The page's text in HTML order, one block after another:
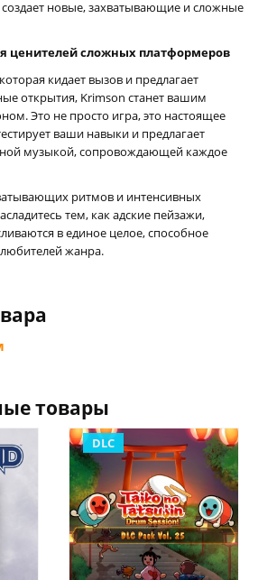
новые, захватывающие и сложные
ценителей сложных платформеров
кидает вызов и предлагает
открытия, Krimson станет вашим
Это не просто игра, это настоящее
ваши навыки и предлагает
музыкой, сопровождающей каждое
ритмов и интенсивных
тем, как адские пейзажи,
в единое целое, способное
жанра.
товары
DLC